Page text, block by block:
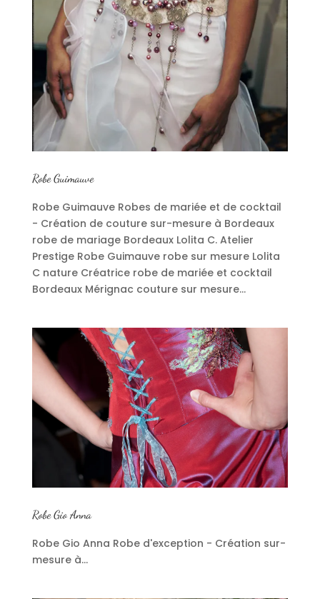
Robe Guimauve
Robe Guimauve Robes de mariée et de cocktail
- Création de couture sur-mesure à Bordeaux
robe de mariage Bordeaux Lolita C. Atelier
Prestige Robe Guimauve robe sur mesure Lolita
C nature Créatrice robe de mariée et cocktail
Bordeaux Mérignac couture sur mesure...
Robe Gio Anna
Robe Gio Anna Robe d'exception - Création sur-
mesure à...